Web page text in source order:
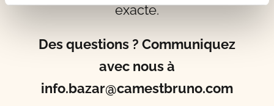
exacte.
Des questions ? Communiquez
avec nous à
info.bazar@camestbruno.com